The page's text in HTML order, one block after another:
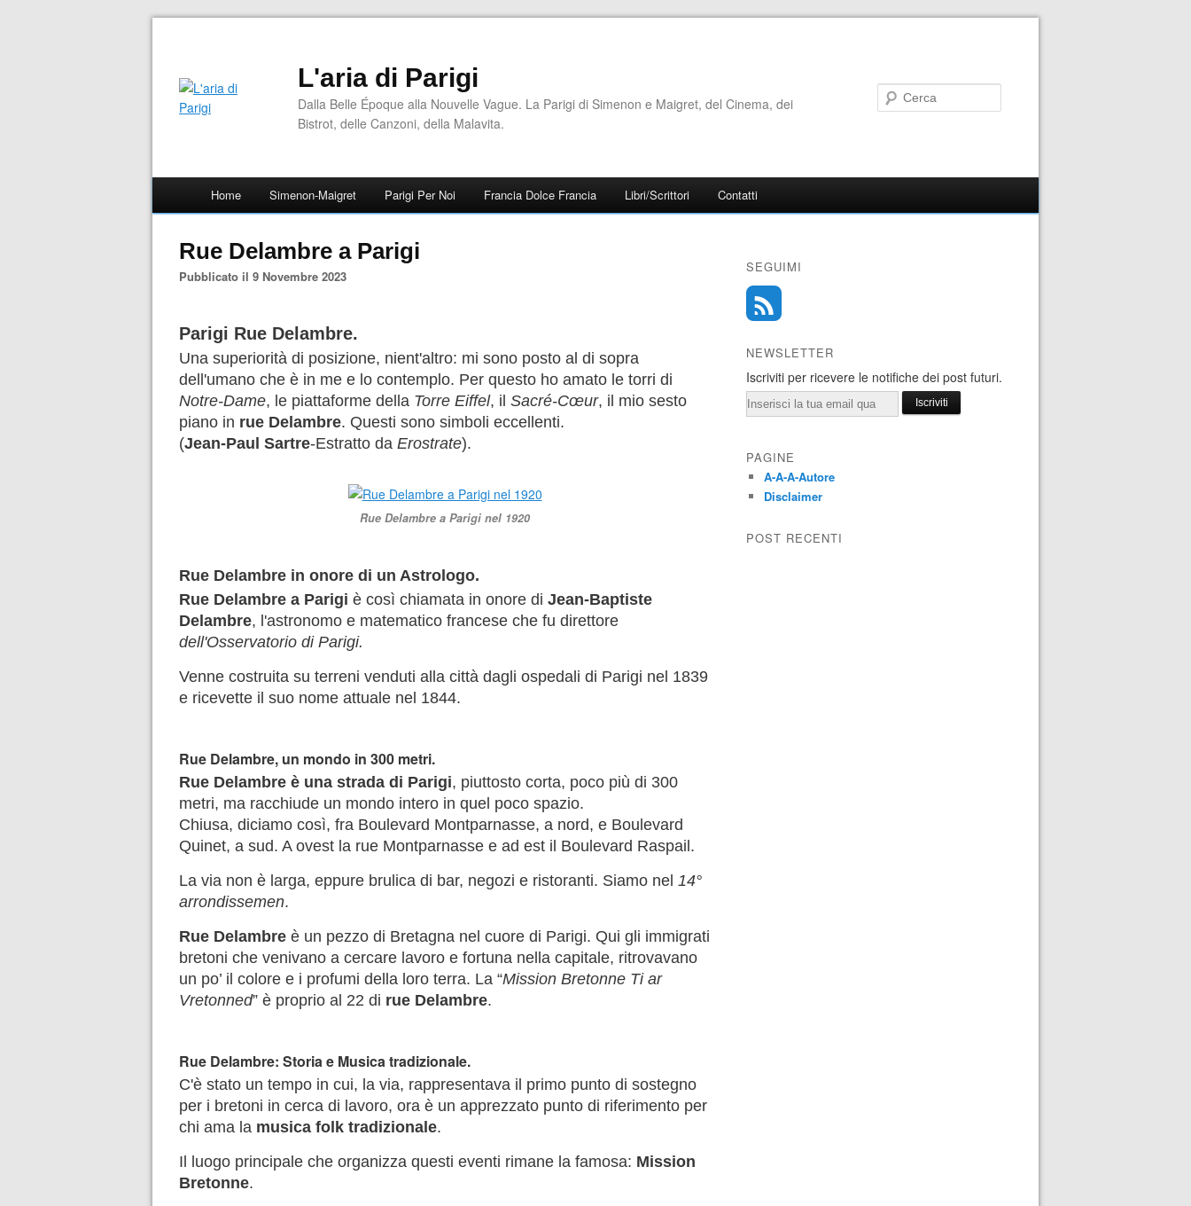
L'aria di Parigi
Dalla Belle Époque alla Nouvelle Vague. La Parigi di Simenon e Maigret, del Cinema, dei
Bistrot, delle Canzoni, della Malavita.
Home Simenon-Maigret Parigi Per Noi Francia Dolce Francia Libri/Scrittori Contatti
Rue Delambre a Parigi
Pubblicato il 9 Novembre 2023
Parigi Rue Delambre.
Una superiorità di posizione, nient'altro: mi sono posto al di sopra
dell'umano che è in me e lo contemplo. Per questo ho amato le torri di
Notre-Dame, le piattaforme della Torre Eiffel, il Sacré-Cœur, il mio sesto
piano in rue Delambre. Questi sono simboli eccellenti.
(Jean-Paul Sartre-Estratto da Erostrate).
Rue Delambre a Parigi nel 1920
Rue Delambre in onore di un Astrologo.
Rue Delambre a Parigi è così chiamata in onore di Jean-Baptiste
Delambre, l'astronomo e matematico francese che fu direttore
dell'Osservatorio di Parigi.
Venne costruita su terreni venduti alla città dagli ospedali di Parigi nel 1839
e ricevette il suo nome attuale nel 1844.
Rue Delambre, un mondo in 300 metri.
Rue Delambre è una strada di Parigi, piuttosto corta, poco più di 300
metri, ma racchiude un mondo intero in quel poco spazio.
Chiusa, diciamo così, fra Boulevard Montparnasse, a nord, e Boulevard
Quinet, a sud. A ovest la rue Montparnasse e ad est il Boulevard Raspail.
La via non è larga, eppure brulica di bar, negozi e ristoranti. Siamo nel 14°
arrondissemen.
Rue Delambre è un pezzo di Bretagna nel cuore di Parigi. Qui gli immigrati
bretoni che venivano a cercare lavoro e fortuna nella capitale, ritrovavano
un po’ il colore e i profumi della loro terra. La “Mission Bretonne Ti ar
Vretonned” è proprio al 22 di rue Delambre.
Rue Delambre: Storia e Musica tradizionale.
C'è stato un tempo in cui, la via, rappresentava il primo punto di sostegno
per i bretoni in cerca di lavoro, ora è un apprezzato punto di riferimento per
chi ama la musica folk tradizionale.
Il luogo principale che organizza questi eventi rimane la famosa: Mission
Bretonne.
SEGUIMI
NEWSLETTER
Iscriviti per ricevere le notifiche dei post futuri.
Email
PAGINE
A-A-A-Autore
Disclaimer
POST RECENTI